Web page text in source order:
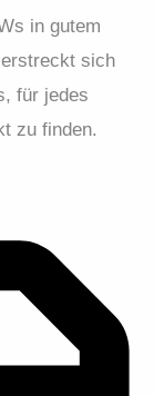
in gutem
sich
für jedes
zu finden.